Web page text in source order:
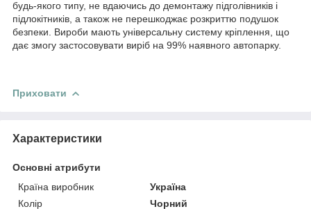
будь-якого типу, не вдаючись до демонтажу підголівників і
підлокітників, а також не перешкоджає розкриттю подушок
безпеки. Вироби мають універсальну систему кріплення, що
дає змогу застосовувати виріб на 99% наявного автопарку.
Приховати
Характеристики
Основні атрибути
Країна виробник
Україна
Колір
Чорний